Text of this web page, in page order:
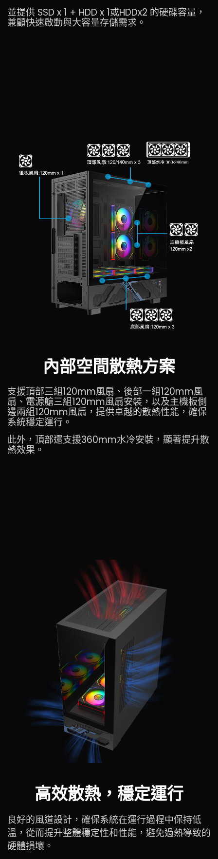
並提供 SSD x 1 + HDD x 1或HDDx2 的硬碟容量，
兼顧快速啟動與大容量存儲需求。
內部空間散熱方案
支援頂部三組120mm風扇、後部一組120mm風
扇、電源艙三組120mm風扇安裝，以及主機板側
邊兩組120mm風扇，提供卓越的散熱性能，確保
系統穩定運行。
此外，頂部還支援360mm水冷安裝，顯著提升散
熱效果。
高效散熱，穩定運行
良好的風道設計，確保系統在運行過程中保持低
溫，從而提升整體穩定性和性能，避免過熱導致的
硬體損壞。